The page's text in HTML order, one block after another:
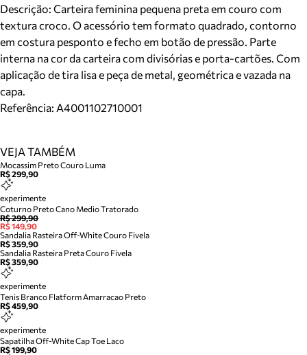
Descrição: Carteira feminina pequena preta em couro com
textura croco. O acessório tem formato quadrado, contorno
em costura pesponto e fecho em botão de pressão. Parte
interna na cor da carteira com divisórias e porta-cartões. Com
aplicação de tira lisa e peça de metal, geométrica e vazada na
capa.
Referência: A4001102710001
VEJA TAMBÉM
Mocassim Preto Couro Luma
R$ 299,90
experimente
Coturno Preto Cano Medio Tratorado
R$ 299,90
R$ 149,90
Sandalia Rasteira Off-White Couro Fivela
R$ 359,90
Sandalia Rasteira Preta Couro Fivela
R$ 359,90
experimente
Tenis Branco Flatform Amarracao Preto
R$ 459,90
experimente
Sapatilha Off-White Cap Toe Laco
R$ 199,90